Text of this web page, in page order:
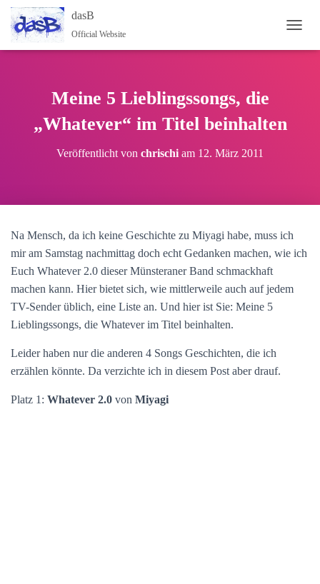
dasB
Official Website
Meine 5 Lieblingssongs, die
„Whatever“ im Titel beinhalten
Veröffentlicht von chrischi am 12. März 2011
Na Mensch, da ich keine Geschichte zu Miyagi habe, muss ich
mir am Samstag nachmittag doch echt Gedanken machen, wie ich
Euch Whatever 2.0 dieser Münsteraner Band schmackhaft
machen kann. Hier bietet sich, wie mittlerweile auch auf jedem
TV-Sender üblich, eine Liste an. Und hier ist Sie: Meine 5
Lieblingssongs, die Whatever im Titel beinhalten.
Leider haben nur die anderen 4 Songs Geschichten, die ich
erzählen könnte. Da verzichte ich in diesem Post aber drauf.
Platz 1: Whatever 2.0 von Miyagi